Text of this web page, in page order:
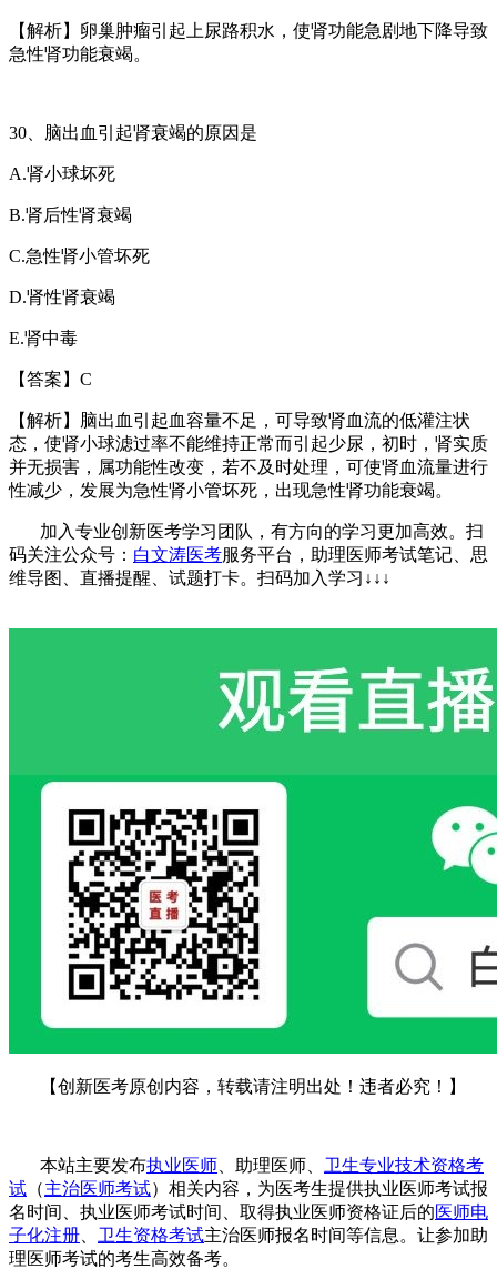
【解析】卵巢肿瘤引起上尿路积水，使肾功能急剧地下降导致
急性肾功能衰竭。
30 、脑出血引起肾衰竭的原因是
A.肾小球坏死
B.肾后性肾衰竭
C.急性肾小管坏死
D.肾性肾衰竭
E.肾中毒
【答案】 C
【解析】脑出血引起血容量不足，可导致肾血流的低灌注状
态，使肾小球滤过率不能维持正常而引起少尿，初时，肾实质
并无损害，属功能性改变，若不及时处理，可使肾血流量进行
性减少，发展为急性肾小管坏死，出现急性肾功能衰竭。
加入专业创新医考学习团队，有方向的学习更加高效。扫
码关注公众号： 白文涛医考服务平台，助理医师考试笔记、思
维导图、直播提醒、试题打卡。 扫码加入学习 ↓↓↓
【创新医考原创内容，转载请注明出处！违者必究！】
本站主要发布执业医师 助理医师、 卫生专业技术资格考
试 （主治医师考试）相关内容，为医考生提供执业医师考试报
名时间、 执业医师考试时间 取得执业医师资格证后的医师电
子化注册
卫生资格考试主治医师报名时间等信息。让参加助
理医师考试的考生高效备考。